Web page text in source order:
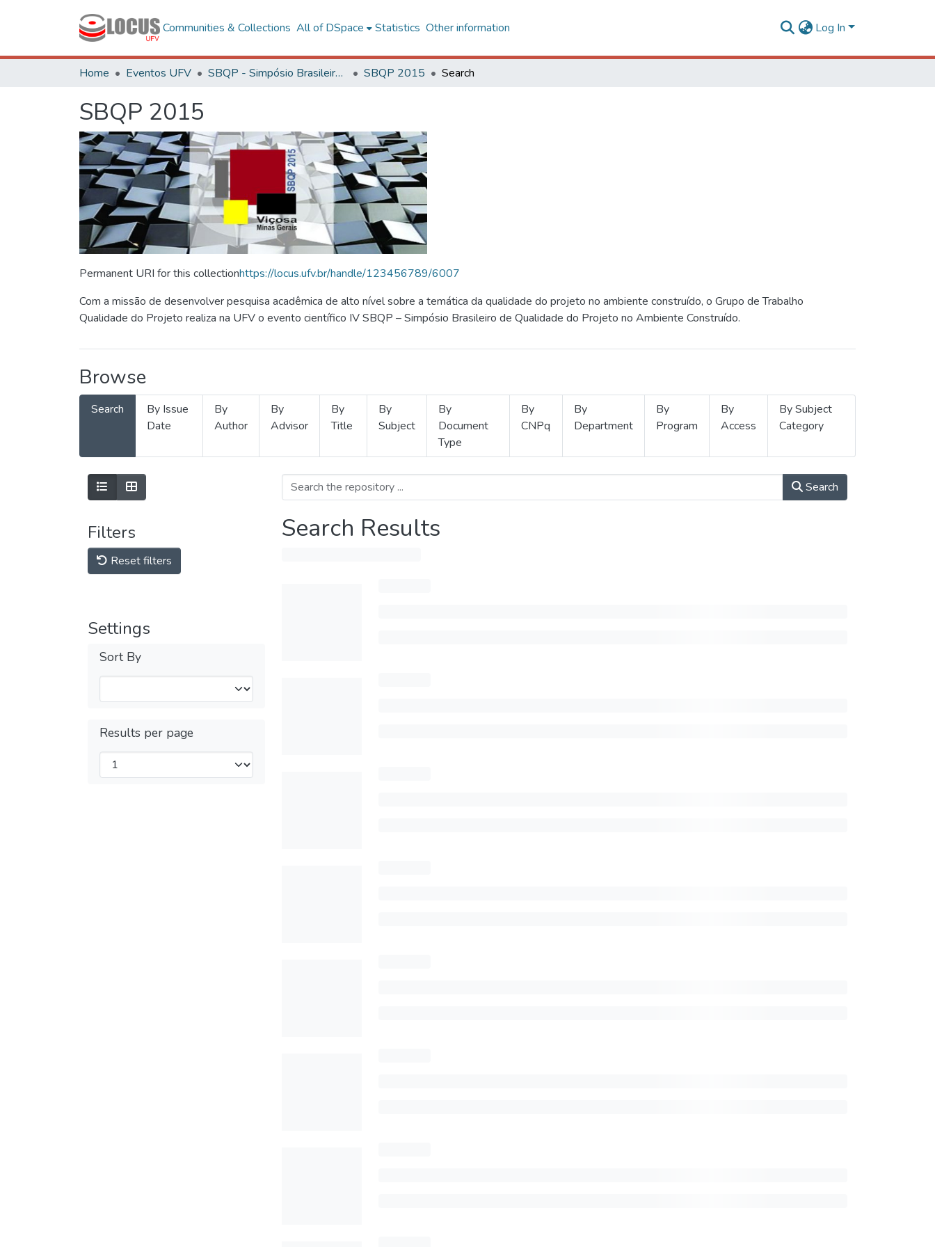
Communities & Collections All of DSpace Statistics Other information Log In
Home Eventos UFV SBQP - Simpósio Brasileiro de Qualidade do Projeto no Ambiente Construído SBQP 2015 Search
SBQP 2015
Permanent URI for this collectionhttps://locus.ufv.br/handle/123456789/6007
Com a missão de desenvolver pesquisa acadêmica de alto nível sobre a temática da qualidade do projeto no ambiente construído, o Grupo de Trabalho
Qualidade do Projeto realiza na UFV o evento científico IV SBQP – Simpósio Brasileiro de Qualidade do Projeto no Ambiente Construído.
Browse
Search
By Issue
Date
By
Author
By
Advisor
By
Title
By
Subject
By
Document
Type
By
CNPq
By
Department
By
Program
By
Access
By Subject
Category
Filters
Reset filters
Settings
Sort By
Results per page
Search
Search Results